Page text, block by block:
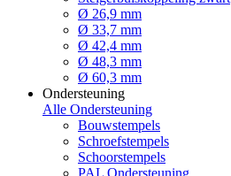
Ø 26,9 mm
Ø 33,7 mm
Ø 42,4 mm
Ø 48,3 mm
Ø 60,3 mm
Ondersteuning
Alle Ondersteuning
Bouwstempels
Schroefstempels
Schoorstempels
PAL Ondersteuning